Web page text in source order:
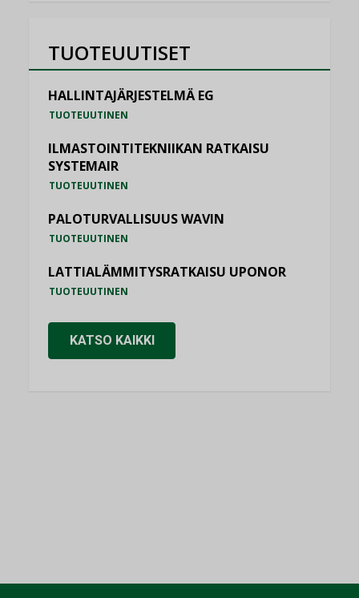
TUOTEUUTISET
HALLINTAJÄRJESTELMÄ EG
TUOTEUUTINEN
ILMASTOINTITEKNIIKAN RATKAISU
SYSTEMAIR
TUOTEUUTINEN
PALOTURVALLISUUS WAVIN
TUOTEUUTINEN
LATTIALÄMMITYSRATKAISU UPONOR
TUOTEUUTINEN
KATSO KAIKKI